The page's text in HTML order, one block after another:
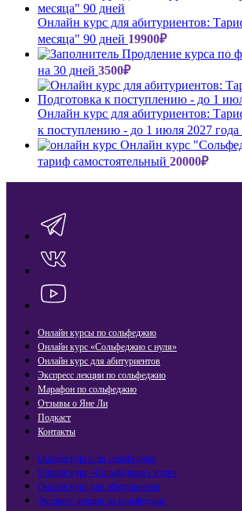
Онлайн курс для абитуриентов:
месяца" 90 дней 19900₽
Продление курса по
на 30 дней 3500₽
Онлайн курс для абитуриентов:
к поступлению - до 1 июля 2027 года
Онлайн курс
тариф самостоятельный 20000₽
Онлайн курсы по сольфеджио
Онлайн курс «Сольфеджио с нуля»
Онлайн курс для абитуриентов
Экспресс лекции по сольфеджио​
Марафон по сольфеджио
Отзывы о Яне Ли
Подкаст
Контакты
Онлайн курсы по сольфеджио
Онлайн курс «Сольфеджио с нуля»
Онлайн курс для абитуриентов
Экспресс лекции по сольфеджио​